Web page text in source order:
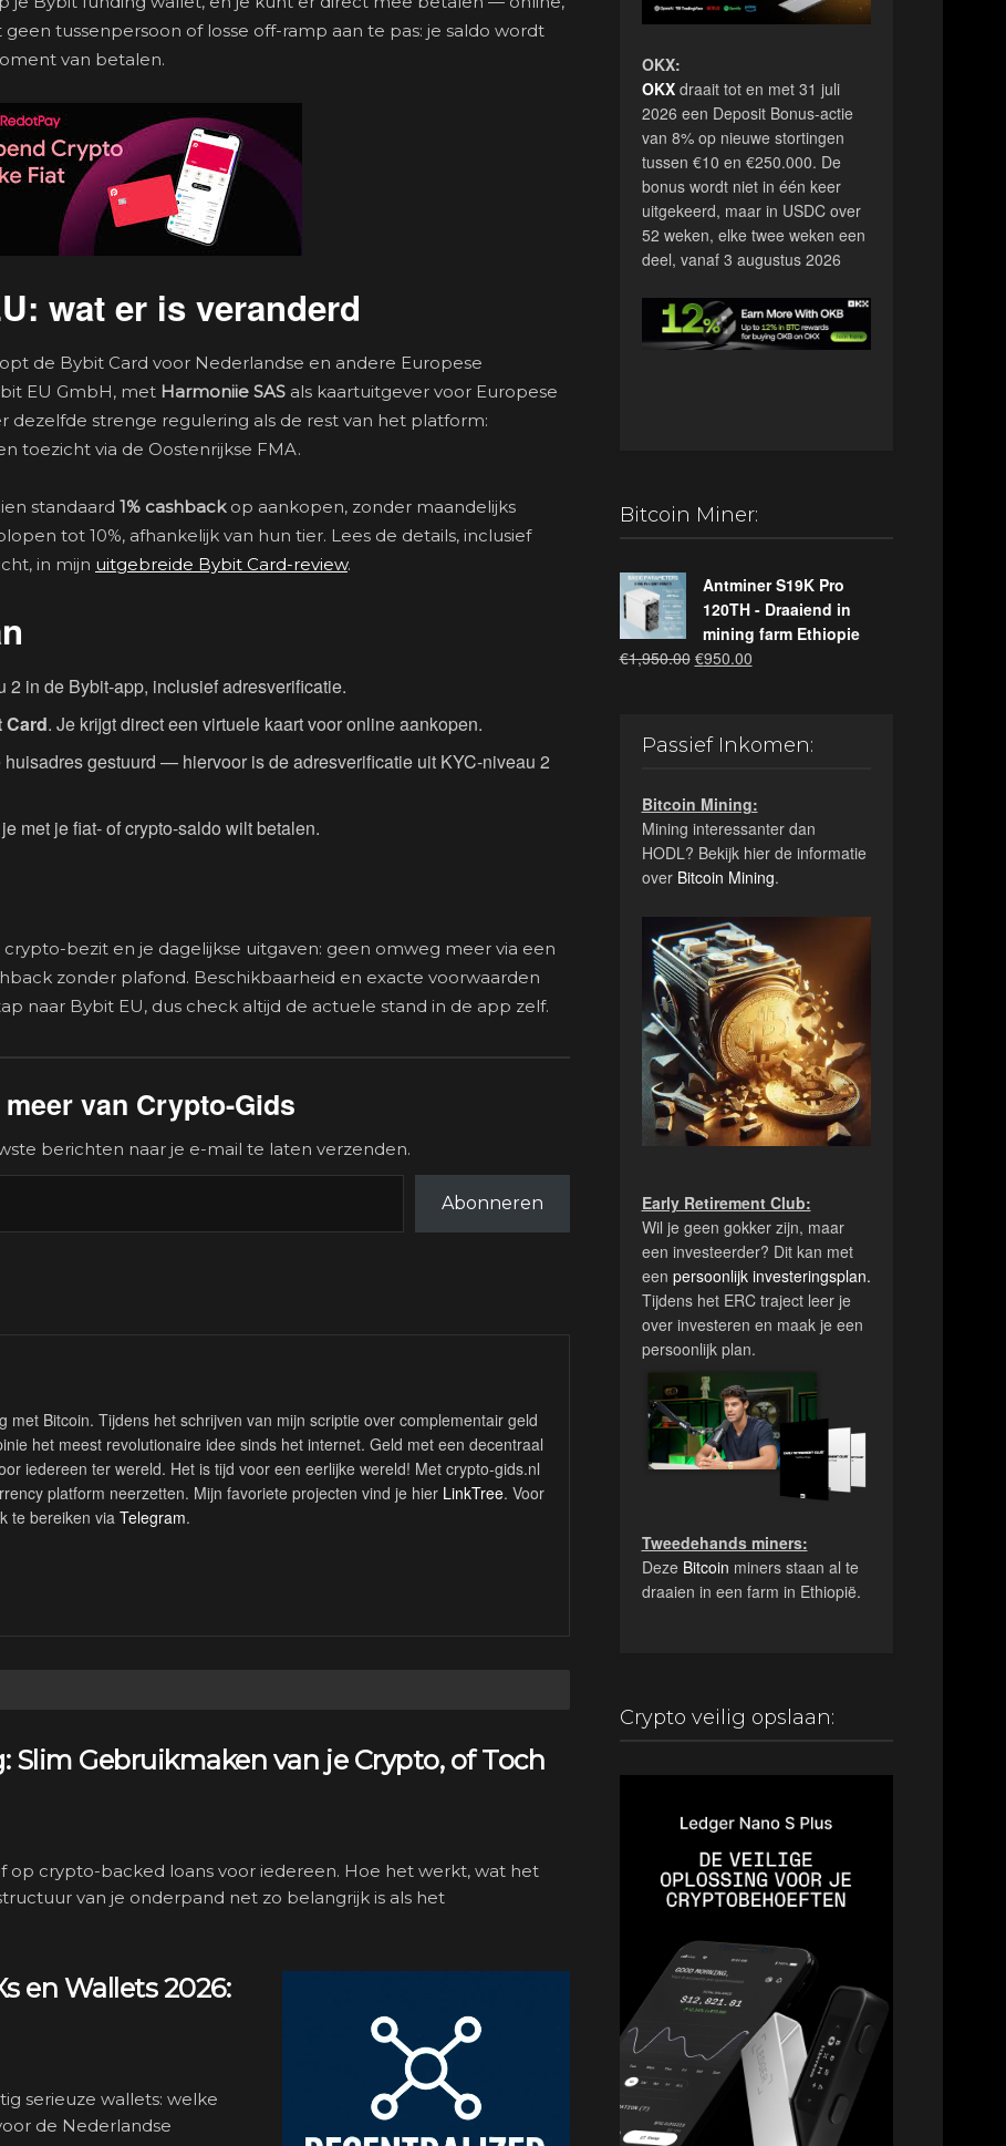
tussenpersoon of losse off-ramp aan te pas: je saldo wordt
van betalen.
wat er is veranderd
de Bybit Card voor Nederlandse en andere Europese
EU GmbH, met Harmoniie SAS als kaartuitgever voor Europese
strenge regulering als de rest van het platform:
toezicht via de Oostenrijkse FMA.
standaard 1% cashbackop aankopen, zonder maandelijks
tot 10%, afhankelijk van hun tier. Lees de details, inclusief
in mijn uitgebreide Bybit Card-review.
in de Bybit-app, inclusief adresverificatie.
Card. Je krijgt direct een virtuele kaart voor online aankopen.
gestuurd — hiervoor is de adresverificatie uit KYC-niveau 2
met je fiat- of crypto-saldo wilt betalen.
bezit en je dagelijkse uitgaven: geen omweg meer via een
zonder plafond. Beschikbaarheid en exacte voorwaarden
naar Bybit EU, dus check altijd de actuele stand in de app zelf.
van Crypto-Gids
berichten naar je e-mail te laten verzenden.
Abonneren
met Bitcoin. Tijdens het schrijven van mijn scriptie over complementair geld
het meest revolutionaire idee sinds het internet. Geld met een decentraal
iedereen ter wereld. Het is tijd voor een eerlijke wereld! Met crypto-gids.nl
platform neerzetten. Mijn favoriete projecten vind je hier LinkTree. Voor
te bereiken via Telegram.
Slim Gebruikmaken van je Crypto, of Toch
op crypto-backed loans voor iedereen. Hoe het werkt, wat het
van je onderpand net zo belangrijk is als het
en Wallets 2026:
serieuze wallets: welke
de Nederlandse
OKX:
OKXdraait tot en met 31 juli
2026 een Deposit Bonus-actie
van 8% op nieuwe stortingen
tussen €10 en €250.000. De
bonus wordt niet in één keer
uitgekeerd, maar in USDC over
52 weken, elke twee weken een
deel, vanaf 3 augustus 2026
Bitcoin Miner:
Antminer S19K Pro
120TH - Draaiend in
mining farm Ethiopie
€1,950.00 Oorspronkelijke
€950.00Huidige
Passief Inkomen:
Bitcoin Mining:
Mining interessanter dan
HODL? Bekijk hier de informatie
over Bitcoin Mining.
Early Retirement Club:
Wil je geen gokker zijn, maar
een investeerder? Dit kan met
een persoonlijk investeringsplan.
Tijdens het ERC traject leer je
over investeren en maak je een
persoonlijk plan.
Tweedehands miners:
Deze Bitcoin miners staan al te
draaien in een farm in Ethiopië.
Crypto veilig opslaan: